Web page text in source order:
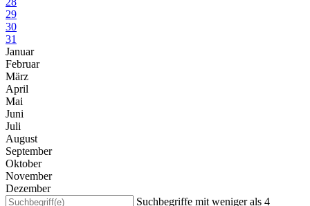
29
30
31
Januar
Februar
März
April
Mai
Juni
Juli
August
September
Oktober
November
Dezember
Suchbegriffe mit weniger als 4